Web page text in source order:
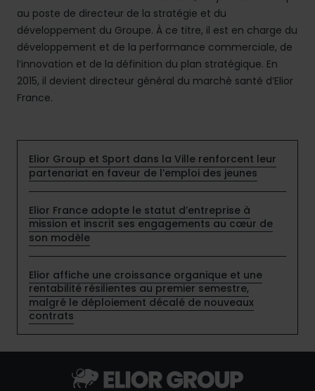
au poste de directeur de la stratégie et du
développement du Groupe. À ce titre, il est en charge du
développement et de la performance commerciale, de
l’innovation et de la définition du plan stratégique. En
2015, il devient directeur général du marché santé d’Elior
France.
Elior Group et Sport dans la Ville renforcent leur
partenariat en faveur de l’emploi des jeunes
Elior France adopte le statut d’entreprise à
mission et inscrit ses engagements au cœur de
son modèle
Elior affiche une croissance organique et une
rentabilité résilientes au premier semestre,
malgré le déploiement décalé de nouveaux
contrats